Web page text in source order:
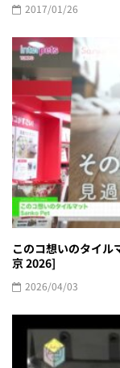
2017/01/26
このコ想いのタイ
京 2026]
2026/04/03